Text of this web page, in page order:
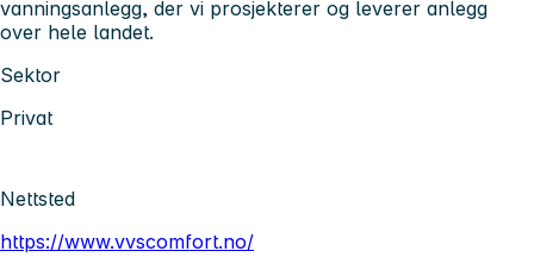
vanningsanlegg, der vi prosjekterer og leverer anlegg
over hele landet.
Sektor
Privat
Nettsted
https://www.vvscomfort.no/